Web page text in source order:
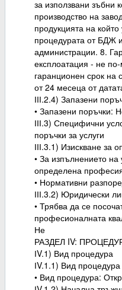
за използвани зъбни
производство на
продукцията на който
процедурата от БДЖ
администрации. 8.
експлоатация - не
гаранционен срок
от 24 месеца от
ІІІ.2.4) Запазени
• Запазени поръчки:
ІІІ.3) Специфични
поръчки за услуги
ІІІ.3.1) Изискване за
• За изпълнението на
определена
• Нормативни
ІІІ.3.2) Юридически
• Трябва да се
професионалната
Не
РАЗДЕЛ IV:
ІV.1) Вид процедура
ІV.1.1) Вид процедура
• Вид процедура: